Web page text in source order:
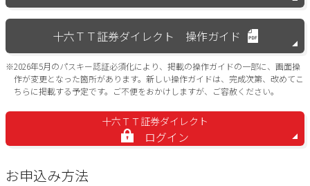
十六ＴＴ証券ダイレクト 操作ガイド
※2026年5月のパスキー認証必須化により、掲載の操作ガイドの一部に、画面操
作が変更となった箇所があります。新しい操作ガイドは、完成次第、改めてこ
ちらに掲載する予定です。ご不便をおかけしますが、ご容赦ください。
十六ＴＴ証券ダイレクト
ログイン
お申込み方法